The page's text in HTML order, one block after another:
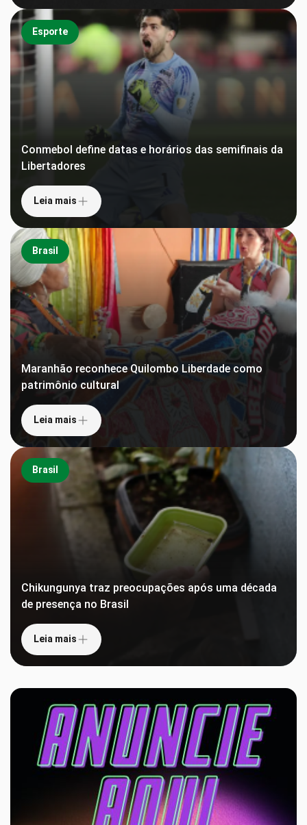
Esporte
Conmebol define datas e horários das semifinais da
Libertadores
Leia mais
Brasil
Maranhão reconhece Quilombo Liberdade como
patrimônio cultural
Leia mais
Brasil
Chikungunya traz preocupações após uma década
de presença no Brasil
Leia mais